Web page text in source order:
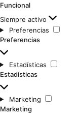
Funcional
Siempre activo
Preferencias
Preferencias
Estadísticas
Estadísticas
Marketing
Marketing